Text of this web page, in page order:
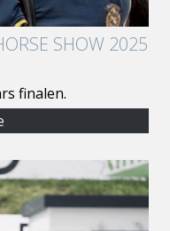
SHOW 2025
finalen.